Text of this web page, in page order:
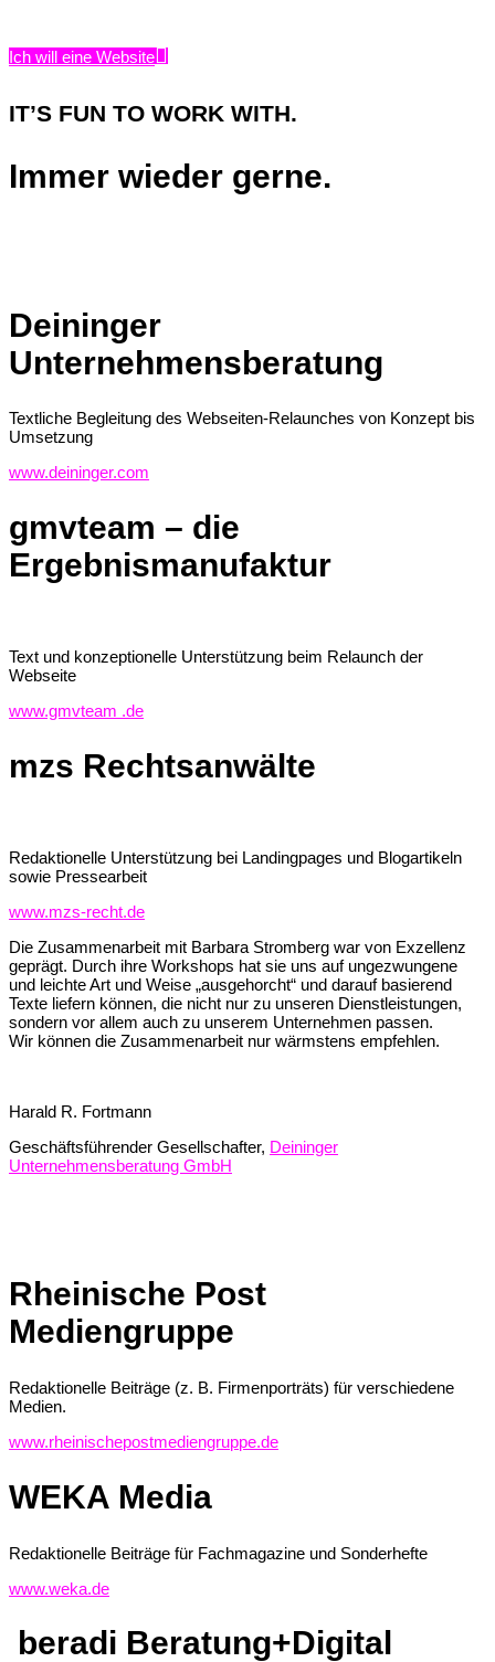
Ich will eine Website
IT’S FUN TO WORK WITH.
Immer wieder gerne.
Deininger
Unternehmensberatung
Textliche Begleitung des Webseiten-Relaunches von Konzept bis
Umsetzung
www.deininger.com
gmvteam – die
Ergebnismanufaktur
Text und konzeptionelle Unterstützung beim Relaunch der
Webseite
www.gmvteam .de
mzs Rechtsanwälte
Redaktionelle Unterstützung bei Landingpages und Blogartikeln
sowie Pressearbeit
www.mzs-recht.de
Die Zusammenarbeit mit Barbara Stromberg war von Exzellenz
geprägt. Durch ihre Workshops hat sie uns auf ungezwungene
und leichte Art und Weise „ausgehorcht“ und darauf basierend
Texte liefern können, die nicht nur zu unseren Dienstleistungen,
sondern vor allem auch zu unserem Unternehmen passen.
Wir können die Zusammenarbeit nur wärmstens empfehlen.
Harald R. Fortmann
Geschäftsführender Gesellschafter, Deininger
Unternehmensberatung GmbH
Rheinische Post
Mediengruppe
Redaktionelle Beiträge (z. B. Firmenporträts) für verschiedene
Medien.
www.rheinischepostmediengruppe.de
WEKA Media
Redaktionelle Beiträge für Fachmagazine und Sonderhefte
www.weka.de
beradi Beratung+Digital